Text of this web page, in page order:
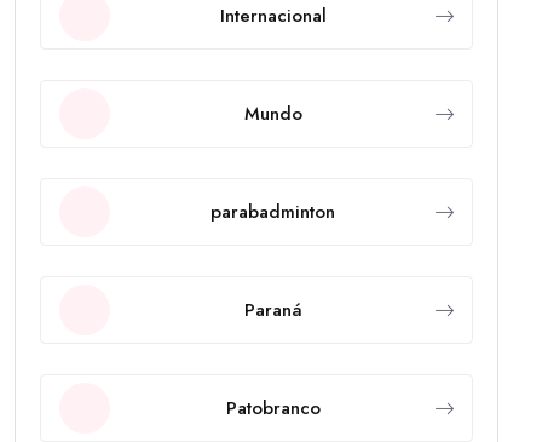
Internacional
Mundo
parabadminton
Paraná
Patobranco